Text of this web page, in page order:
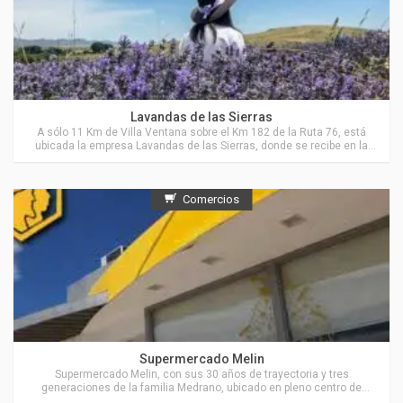
Actividades en Villa Ventana
Lavandas de las Sierras
A sólo 11 Km de Villa Ventana sobre el Km 182 de la Ruta 76, está
ubicada la empresa Lavandas de las Sierras, donde se recibe en la
parte del campo, sus sierras, valles y arroyos.
Comercios
Actividades en Sierra de la Ventana
Supermercado Melin
Supermercado Melin, con sus 30 años de trayectoria y tres
generaciones de la familia Medrano, ubicado en pleno centro de